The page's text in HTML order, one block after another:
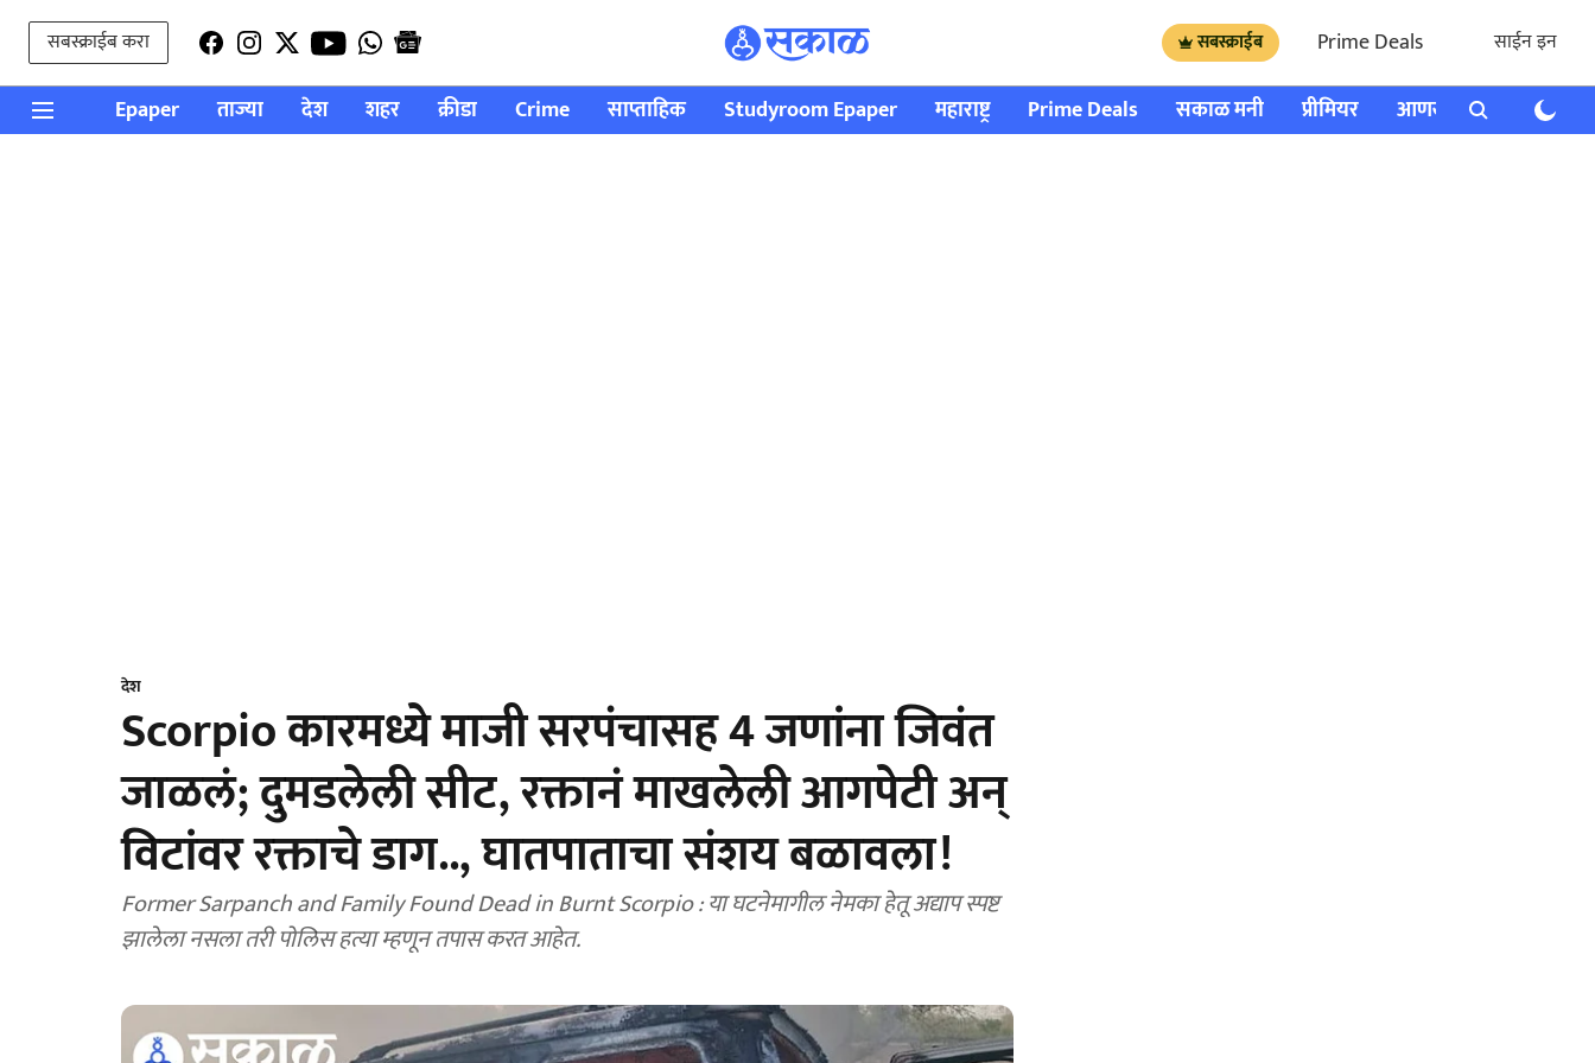
सबस्क्राईब करा सबस्क्राईब Prime Deals साईन इन
Epaper ताज्या देश शहर क्रीडा Crime साप्ताहिक Studyroom Epaper महाराष्ट्र Prime Deals सकाळ मनी प्रीमियर आणखी राशी भविष्य
देश
Scorpio कारमध्ये माजी सरपंचासह 4 जणांना जिवंत
जाळलं; दुमडलेली सीट, रक्तानं माखलेली आगपेटी अन्
विटांवर रक्ताचे डाग.., घातपाताचा संशय बळावला!
Former Sarpanch and Family Found Dead in Burnt Scorpio : या घटनेमागील नेमका हेतू अद्याप स्पष्ट
झालेला नसला तरी पोलिस हत्या म्हणून तपास करत आहेत.